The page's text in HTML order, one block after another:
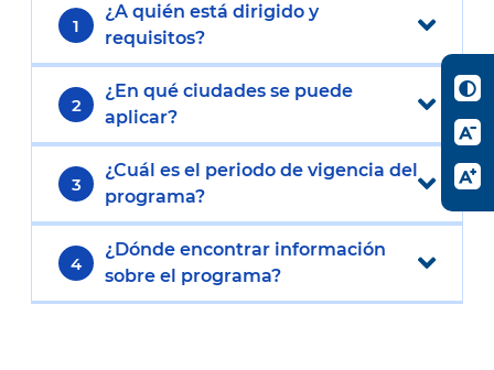
1
¿A quién está dirigido y
requisitos?
2
¿En qué ciudades se puede
aplicar?
3
¿Cuál es el periodo de vigencia del
programa?
4
¿Dónde encontrar información
sobre el programa?